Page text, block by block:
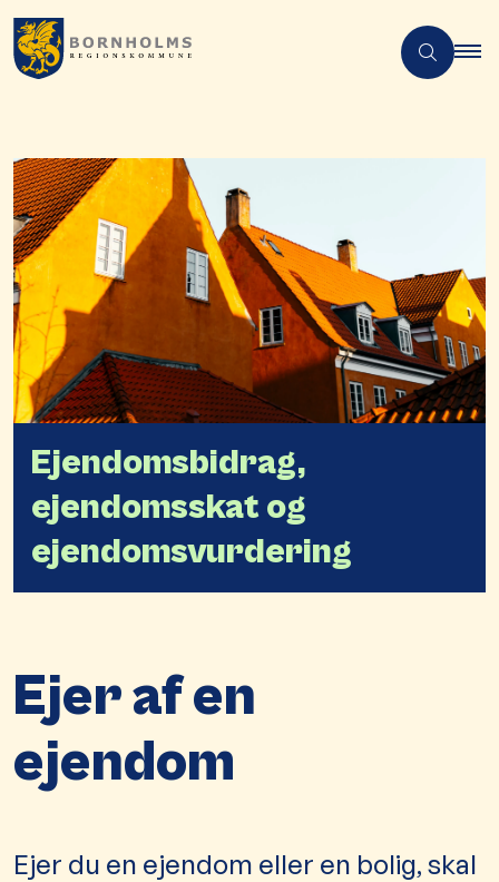
Ejendomsbidrag,
ejendomsskat og
ejendomsvurdering
Ejer af en
ejendom
Ejer du en ejendom eller en bolig, skal